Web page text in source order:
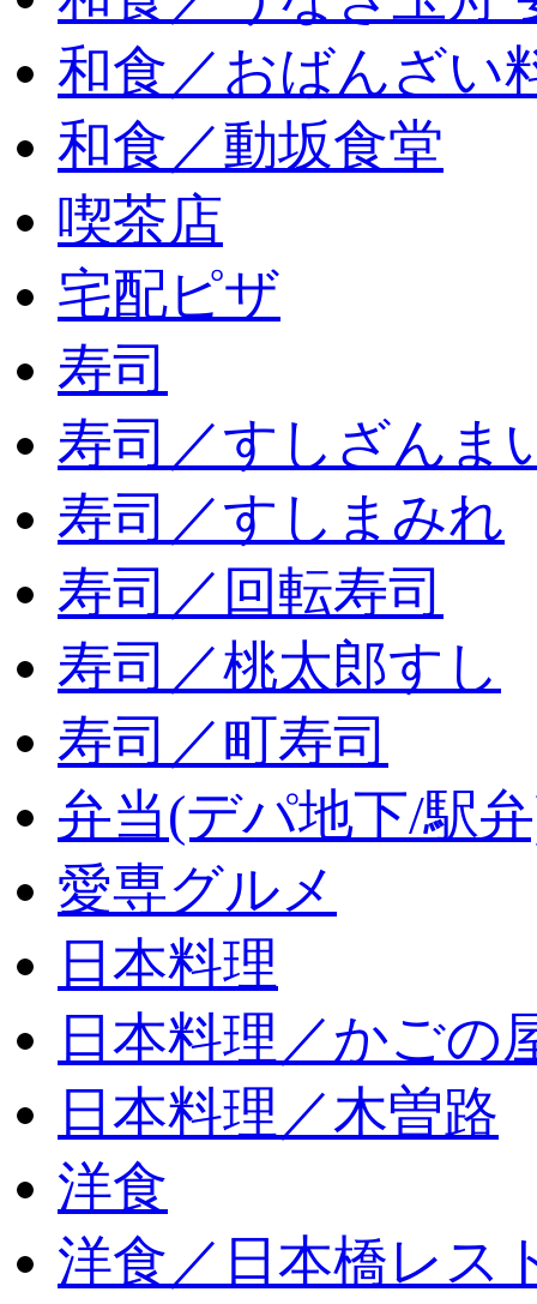
和食／おばんざい
和食／動坂食堂
喫茶店
宅配ピザ
寿司
寿司／すしざんま
寿司／すしまみれ
寿司／回転寿司
寿司／桃太郎すし
寿司／町寿司
弁当(デパ地下/駅
愛専グルメ
日本料理
日本料理／かごの
日本料理／木曽路
洋食
洋食／日本橋レス